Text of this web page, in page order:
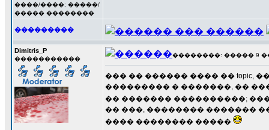
����/����: �����/
����� ��������
���������
Dimitris_P
�����������
��������: ����� 9 ���
��� �� ������ ���� ��
��������� � �������, ��
�� ������� ����������;
�� ���, �������� �������
���� �������� �����